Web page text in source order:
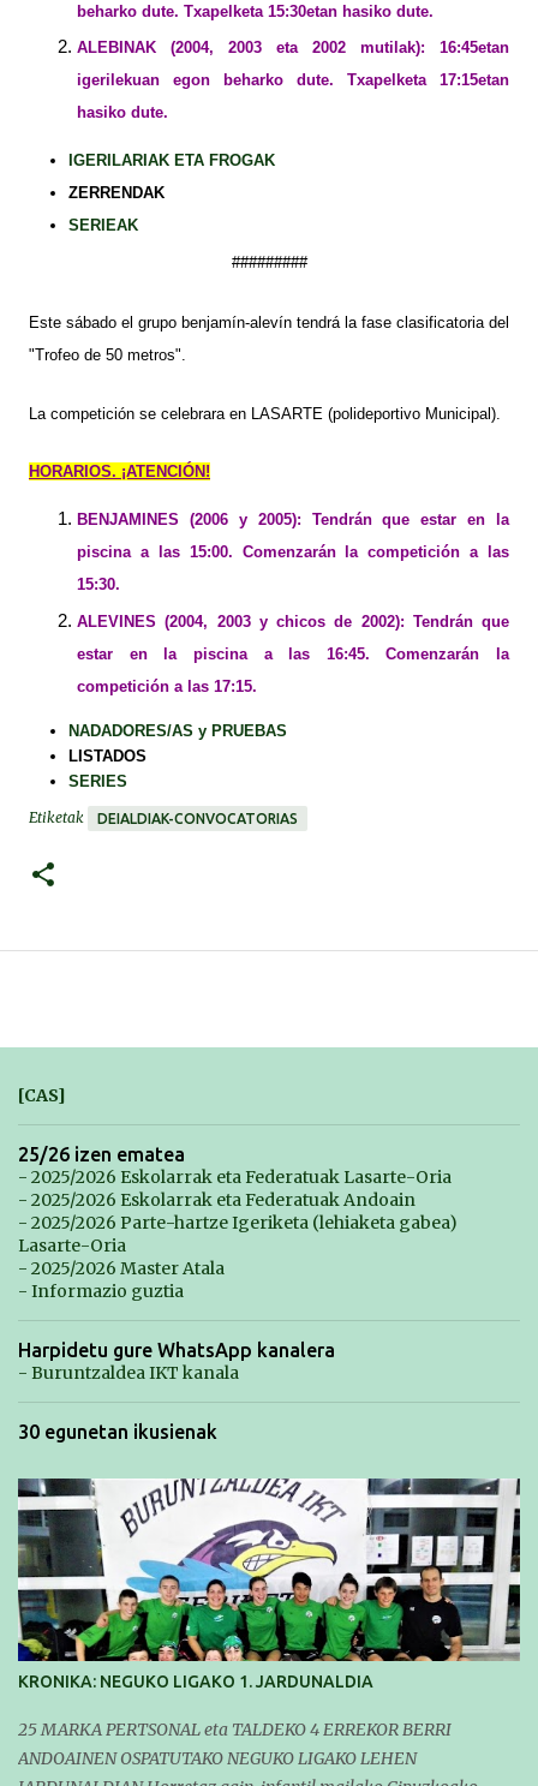
beharko dute. Txapelketa 15:30etan hasiko dute.
ALEBINAK (2004, 2003 eta 2002 mutilak): 16:45etan
igerilekuan egon beharko dute. Txapelketa 17:15etan
hasiko dute.
IGERILARIAK ETA FROGAK
ZERRENDAK
SERIEAK
#########
Este sábado el grupo benjamín-alevín tendrá la fase clasificatoria del
"Trofeo de 50 metros".
La competición se celebrara en LASARTE (polideportivo Municipal).
HORARIOS. ¡ATENCIÓN!
BENJAMINES (2006 y 2005): Tendrán que estar en la
piscina a las 15:00. Comenzarán la competición a las
15:30.
ALEVINES (2004, 2003 y chicos de 2002): Tendrán que
estar en la piscina a las 16:45. Comenzarán la
competición a las 17:15.
NADADORES/AS y PRUEBAS
LISTADOS
SERIES
Etiketak
DEIALDIAK-CONVOCATORIAS
[CAS]
25/26 izen ematea
- 2025/2026 Eskolarrak eta Federatuak Lasarte-Oria
- 2025/2026 Eskolarrak eta Federatuak Andoain
- 2025/2026 Parte-hartze Igeriketa (lehiaketa gabea)
Lasarte-Oria
- 2025/2026 Master Atala
- Informazio guztia
Harpidetu gure WhatsApp kanalera
- Buruntzaldea IKT kanala
30 egunetan ikusienak
KRONIKA: NEGUKO LIGAKO 1. JARDUNALDIA
25 MARKA PERTSONAL eta TALDEKO 4 ERREKOR BERRI
ANDOAINEN OSPATUTAKO NEGUKO LIGAKO LEHEN